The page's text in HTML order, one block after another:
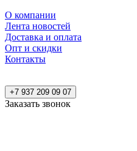
О компании
Лента новостей
Доставка и оплата
Опт и скидки
Контакты
+7 937 209 09 07
Заказать звонок